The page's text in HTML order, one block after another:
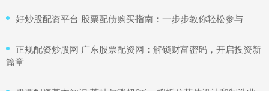
​好炒股配资平台 股票配债购买指南：一步步教你轻松参与
​正规配资炒股网 广东股票配资网：解锁财富密码，开启投资新
篇章